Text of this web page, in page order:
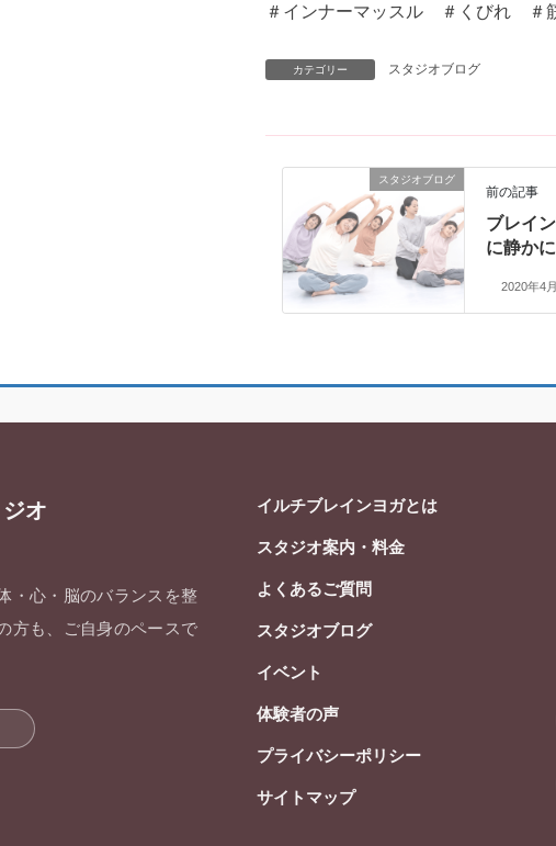
＃インナーマッスル ＃くびれ ＃
カテゴリー スタジオブログ
スタジオブログ
前の記事
ブレイ
に静か
2020年4
オ
・心・脳のバランスを整
方も、ご自身のペースで
イルチブレインヨガとは
スタジオ案内・料金
よくあるご質問
スタジオブログ
イベント
体験者の声
プライバシーポリシー
サイトマップ